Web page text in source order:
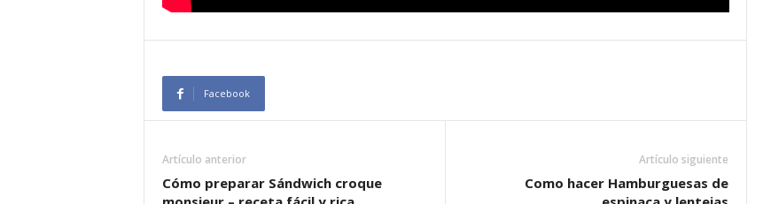
Facebook
Artículo anterior
Cómo preparar Sándwich croque
Artículo siguiente
Como hacer Hamburguesas de